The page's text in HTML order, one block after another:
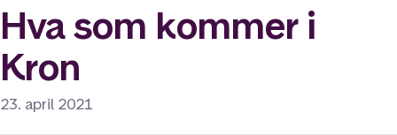
Hva som kommer i
Kron
23. april 2021